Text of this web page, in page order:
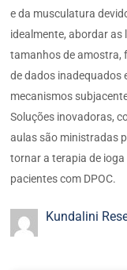
e da musculatura
idealmente, abordar as
tamanhos de amostra,
de dados inadequados
mecanismos
Soluções inovadoras,
aulas são ministradas
tornar a terapia de
pacientes com DPOC.
Kundalini